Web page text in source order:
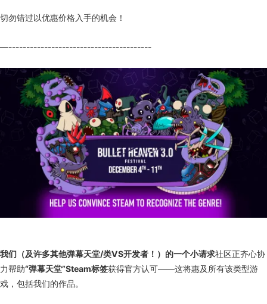
切勿错过以优惠价格入手的机会！
—----------------------------------------
我们（及许多其他弹幕天堂/类VS开发者！）的一个小请求社区正齐心协
力帮助“弹幕天堂”Steam标签获得官方认可——这将惠及所有该类型游
戏，包括我们的作品。